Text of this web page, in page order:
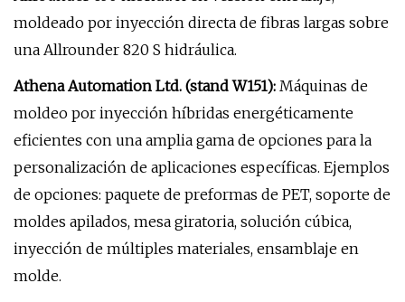
moldeado por inyección directa de fibras largas sobre
una Allrounder 820 S hidráulica.
Athena Automation Ltd. (stand W151): Máquinas de
moldeo por inyección híbridas energéticamente
eficientes con una amplia gama de opciones para la
personalización de aplicaciones específicas. Ejemplos
de opciones: paquete de preformas de PET, soporte de
moldes apilados, mesa giratoria, solución cúbica,
inyección de múltiples materiales, ensamblaje en
molde.